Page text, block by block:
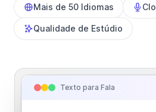
Mais de 50 Idiomas
Qualidade de Estúdio
Texto para Fala